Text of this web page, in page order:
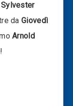
Sylvester
daGiovedì
Arnold
!